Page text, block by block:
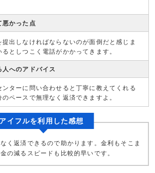
悪かった点
出しなければならないのが面倒だと感じま
としつこく電話がかかってきます。
へのアドバイス
ターに問い合わせると丁寧に教えてくれる
ペースで無理なく返済できますよ。
アイフルを利用した感想
く返済できるので助かります。金利もそこま
の減るスピードも比較的早いです。